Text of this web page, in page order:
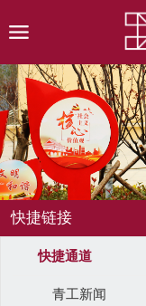
快捷链接
快捷通道
青工新闻